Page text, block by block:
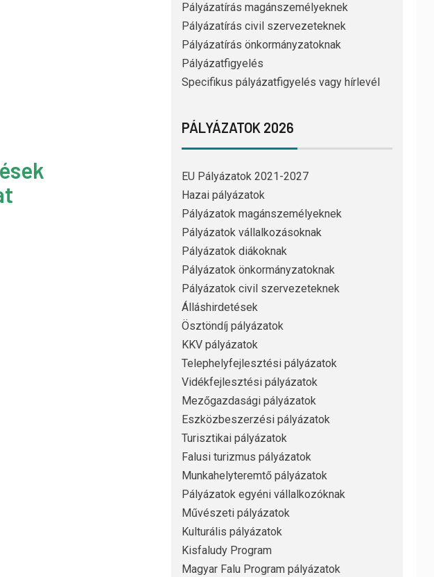
Pályázatírás magánszemélyeknek
Pályázatírás civil szervezeteknek
Pályázatírás önkormányzatoknak
Pályázatfigyelés
Specifikus pályázatfigyelés vagy hírlevél
PÁLYÁZATOK 2026
EU Pályázatok 2021-2027
Hazai pályázatok
Pályázatok magánszemélyeknek
Pályázatok vállalkozásoknak
Pályázatok diákoknak
Pályázatok önkormányzatoknak
Pályázatok civil szervezeteknek
Álláshirdetések
Ösztöndíj pályázatok
KKV pályázatok
Telephelyfejlesztési pályázatok
Vidékfejlesztési pályázatok
Mezőgazdasági pályázatok
Eszközbeszerzési pályázatok
Turisztikai pályázatok
Falusi turizmus pályázatok
Munkahelyteremtő pályázatok
Pályázatok egyéni vállalkozóknak
Művészeti pályázatok
Kulturális pályázatok
Kisfaludy Program
Magyar Falu Program pályázatok